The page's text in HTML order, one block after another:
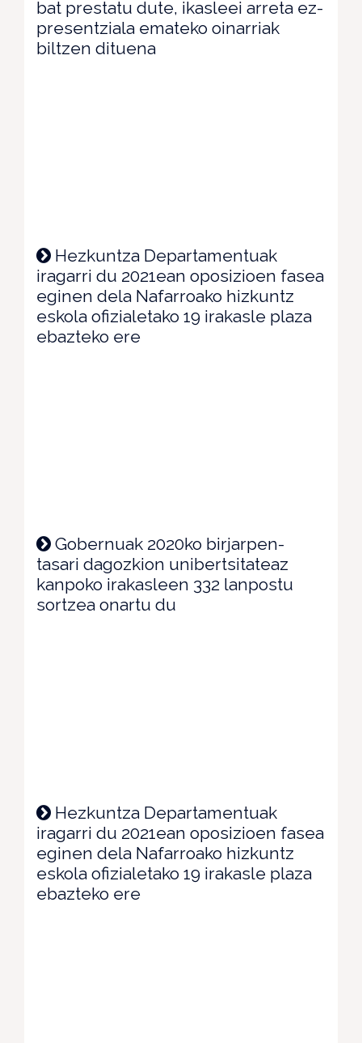
bat prestatu dute, ikasleei arreta ez-
presentziala emateko oinarriak
biltzen dituena
Hezkuntza Departamentuak
iragarri du 2021ean oposizioen fasea
eginen dela Nafarroako hizkuntz
eskola ofizialetako 19 irakasle plaza
ebazteko ere
Gobernuak 2020ko birjarpen-
tasari dagozkion unibertsitateaz
kanpoko irakasleen 332 lanpostu
sortzea onartu du
Hezkuntza Departamentuak
iragarri du 2021ean oposizioen fasea
eginen dela Nafarroako hizkuntz
eskola ofizialetako 19 irakasle plaza
ebazteko ere